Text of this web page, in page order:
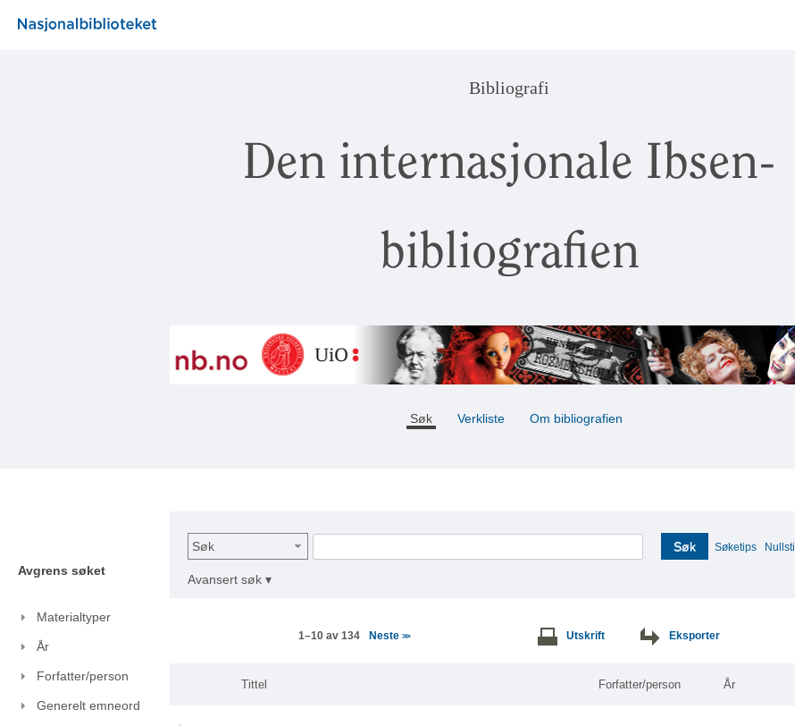
Bibliografi
Den internasjonale Ibsen-
bibliografien
Søk Verkliste Om bibliografien
Avgrens søket
Materialtyper
År
Forfatter/person
Generelt emneord
Søk Søk Søketips Nullstill
Avansert søk ▾
1–10 av 134 Neste >> Utskrift Eksporter
Tittel Forfatter/person År